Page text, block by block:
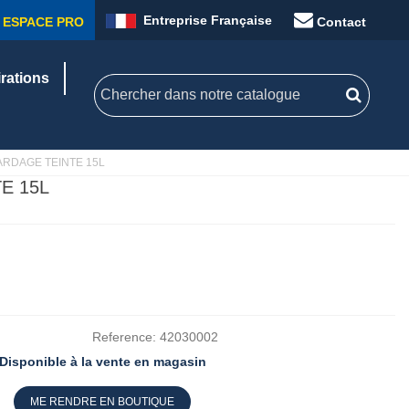
ESPACE PRO Entreprise Française Contact
TEINTE 15L
15L
Reference: 42030002
Disponible à la vente en magasin
ME RENDRE EN BOUTIQUE